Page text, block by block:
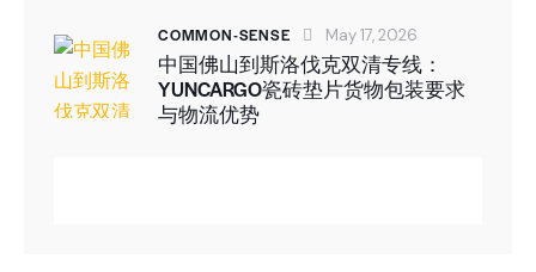
COMMON-SENSE May 17, 2026
中国佛山到斯洛伐克双清专线：
YUNCARGO瓷砖垫片货物包装要求
与物流优势